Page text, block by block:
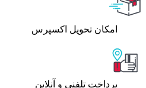
اﻣﮑﺎن ﺗﺤﻮﯾﻞ اﮐﺴﭙﺮس
پرداخت تلفنی و آنلاین